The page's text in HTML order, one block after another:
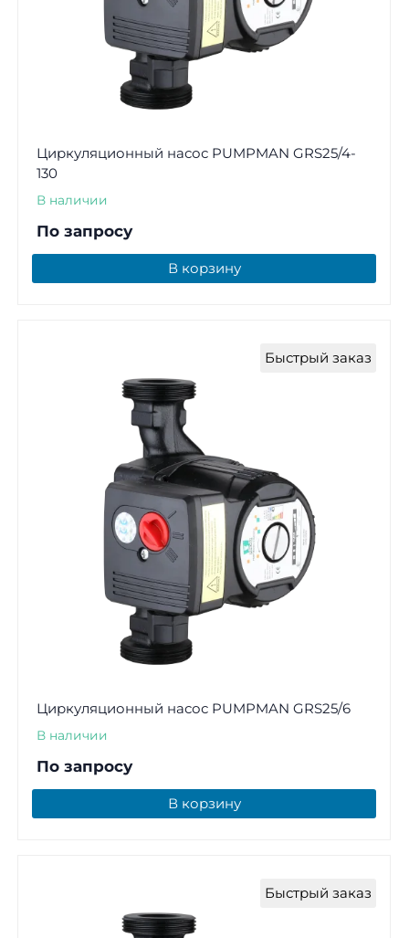
Циркуляционный насос PUMPMAN GRS25/4-
130
В наличии
По запросу
В корзину
Быстрый заказ
Циркуляционный насос PUMPMAN GRS25/6
В наличии
По запросу
В корзину
Быстрый заказ